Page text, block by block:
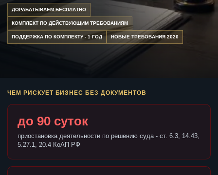
ДОРАБАТЫВАЕМ БЕСПЛАТНО
КОМПЛЕКТ ПО ДЕЙСТВУЮЩИМ ТРЕБОВАНИЯМ
ПОДДЕРЖКА ПО КОМПЛЕКТУ - 1 ГОД НОВЫЕ ТРЕБОВАНИЯ 2026
ЧЕМ РИСКУЕТ БИЗНЕС БЕЗ ДОКУМЕНТОВ
до 90 суток
приостановка деятельности по решению суда - ст. 6.3, 14.43,
5.27.1, 20.4 КоАП РФ